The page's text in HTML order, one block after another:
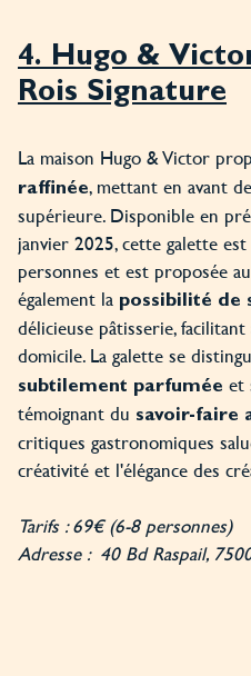
4. Hugo &
Rois Signature
La maison Hugo & Victor
raffinée, mettant en avant
supérieure. Disponible en
janvier 2025, cette galette
personnes et est proposée
également la possibilité de
délicieuse pâtisserie,
domicile. La galette se
subtilement parfumée et
témoignant du savoir-faire
critiques gastronomiques
créativité et l'élégance des
Tarifs : 69€ (6-8 personnes)
Adresse : 40 Bd Raspail,